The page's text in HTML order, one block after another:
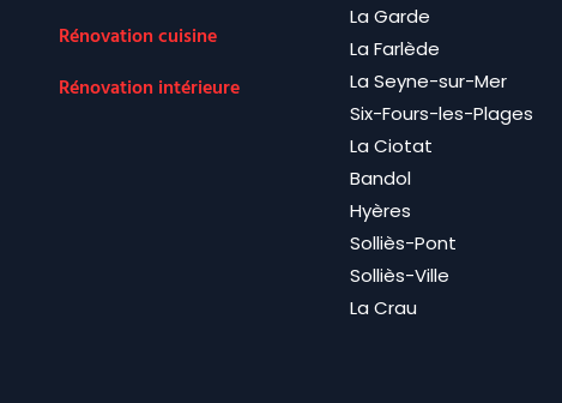
Rénovation cuisine
Rénovation intérieure
La Garde
La Farlède
La Seyne-sur-Mer
Six-Fours-les-Plages
La Ciotat
Bandol
Hyères
Solliès-Pont
Solliès-Ville
La Crau